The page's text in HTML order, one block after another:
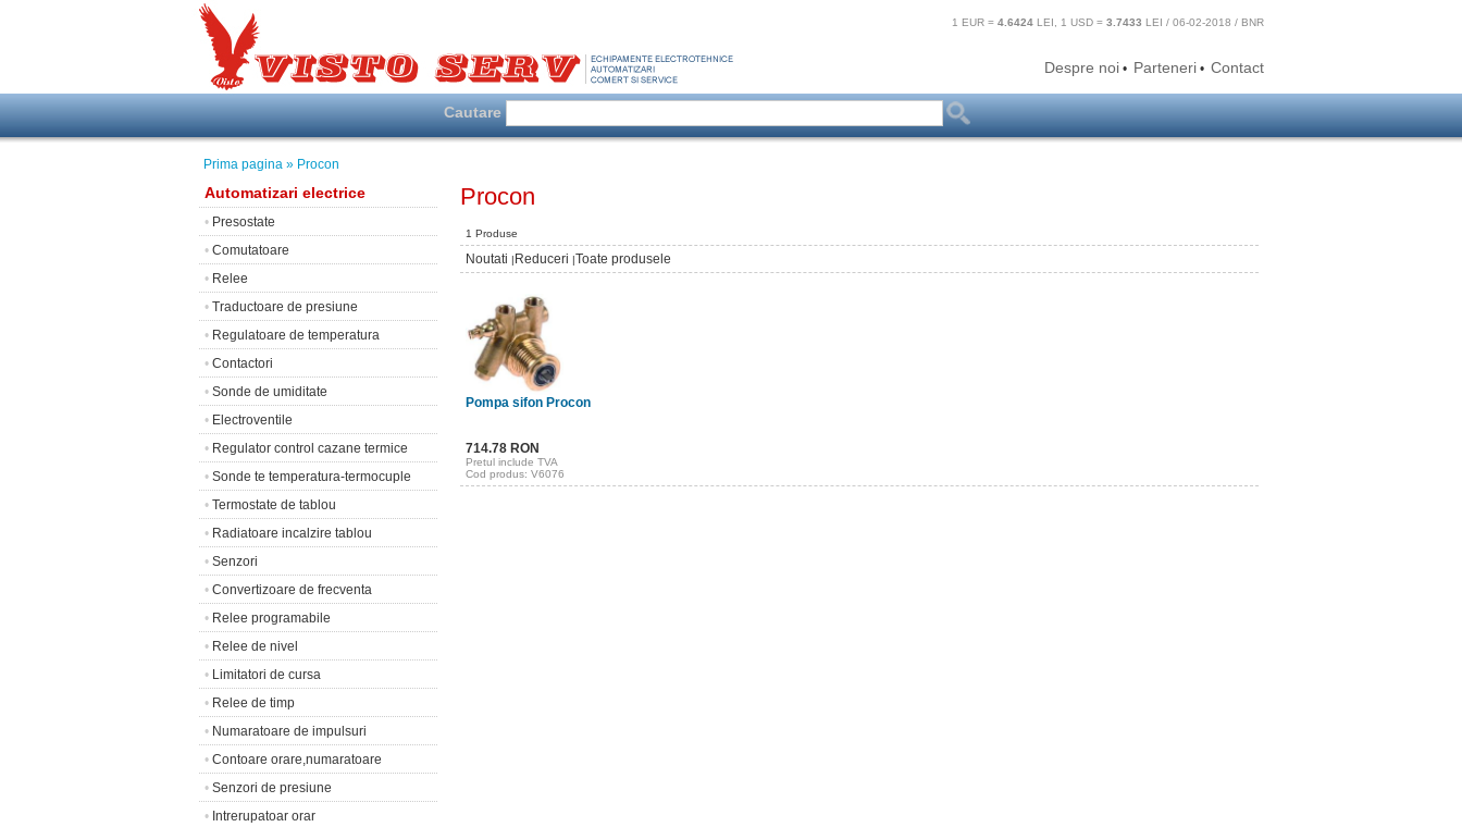
1 EUR = 4.6424 LEI, 1 USD = 3.7433 LEI / 06-02-2018 / BNR
Despre noi • Parteneri • Contact
Cautare
Prima pagina » Procon
Automatizari electrice
• Presostate
• Comutatoare
• Relee
• Traductoare de presiune
• Regulatoare de temperatura
• Contactori
• Sonde de umiditate
• Electroventile
• Regulator control cazane termice
• Sonde te temperatura-termocuple
• Termostate de tablou
• Radiatoare incalzire tablou
• Senzori
• Convertizoare de frecventa
• Relee programabile
• Relee de nivel
• Limitatori de cursa
• Relee de timp
• Numaratoare de impulsuri
• Contoare orare,numaratoare
• Senzori de presiune
• Intrerupatoar orar
Procon
1 Produse
Noutati | Reduceri |Toate produsele
Pompa sifon Procon
714.78 RON
Pretul include TVA
Cod produs: V6076